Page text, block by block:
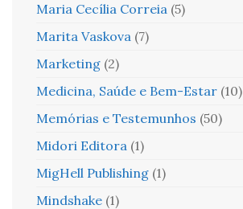
Maria Cecília Correia (5)
Marita Vaskova (7)
Marketing (2)
Medicina, Saúde e Bem-Estar (10)
Memórias e Testemunhos (50)
Midori Editora (1)
MigHell Publishing (1)
Mindshake (1)